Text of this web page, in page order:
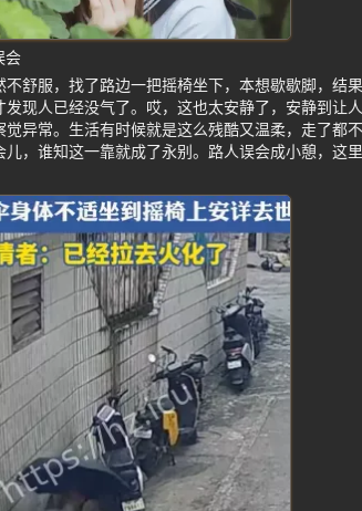
会
舒服，找了路边一把摇椅坐下，本想歇歇脚，结
现人已经没气了。哎，这也太安静了，安静到让
异常。生活有时候就是这么残酷又温柔，走了都
，谁知这一靠就成了永别。路人误会成小憩，这